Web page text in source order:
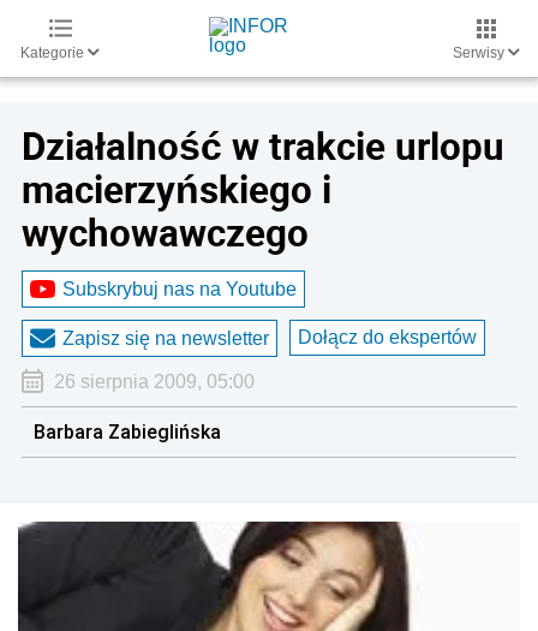
Kategorie Serwisy
Działalność w trakcie urlopu
macierzyńskiego i
wychowawczego
Subskrybuj nas na Youtube
Zapisz się na newsletter Dołącz do ekspertów
26 sierpnia 2009, 05:00
Barbara Zabieglińska